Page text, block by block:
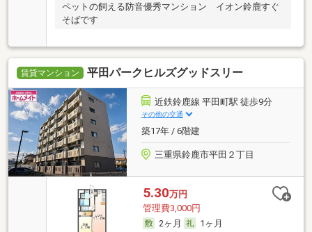
ペットの飼える防音優秀マンション イオン鈴鹿すぐ
そばです
賃貸マンション 平田パークヒルズグッドスリー
近鉄鈴鹿線 平田町駅 徒歩9分
その他の交通
築17年 / 6階建
三重県鈴鹿市平田２丁目
5.30万円
管理費3,000円
2ヶ月
1ヶ月